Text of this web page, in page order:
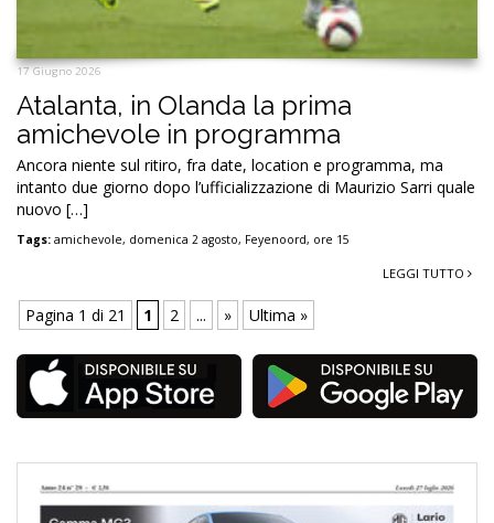
17 Giugno 2026
Atalanta, in Olanda la prima
amichevole in programma
Ancora niente sul ritiro, fra date, location e programma, ma
intanto due giorno dopo l’ufficializzazione di Maurizio Sarri quale
nuovo […]
Tags: amichevole, domenica 2 agosto, Feyenoord, ore 15
LEGGI TUTTO
Pagina 1 di 21 1 2 ... » Ultima »